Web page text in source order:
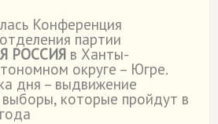
Конференция
партии
РОССИЯ в Ханты-
округе – Югре.
дня – выдвижение
которые пройдут в